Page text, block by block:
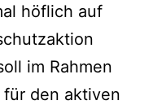
höflich auf
im Rahmen
den aktiven